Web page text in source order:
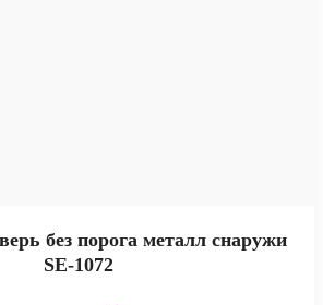
без порога металл снаружи
SE-1072